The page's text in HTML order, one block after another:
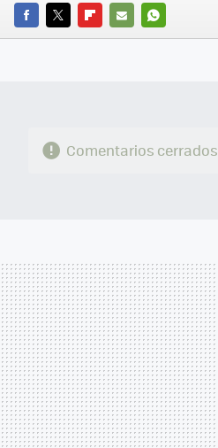
FACEBOOK
TWITTERFLIPBOARD
E-
WHATSAPP
Comentarios cerrados